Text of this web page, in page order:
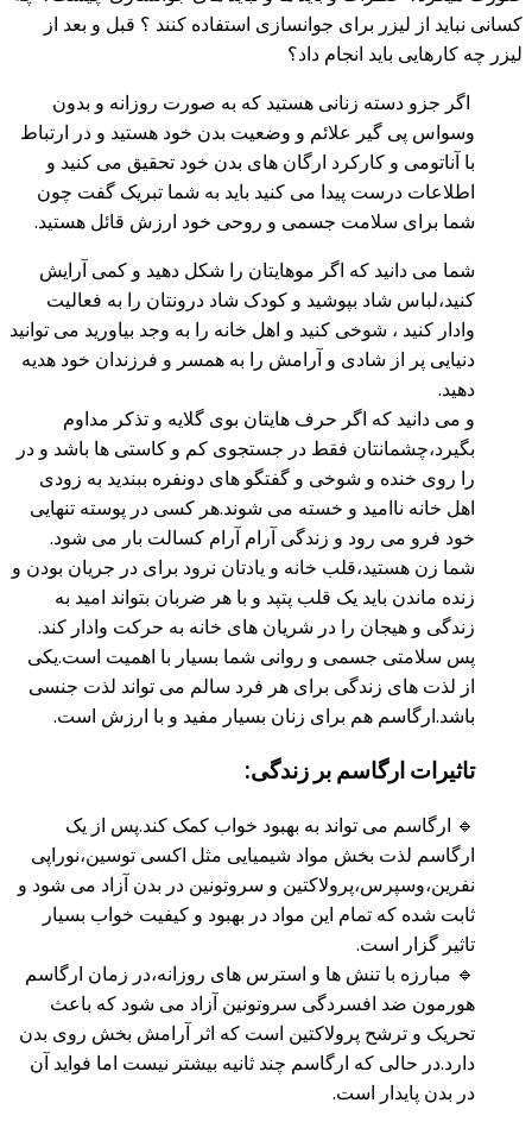
کسانی نباید از لیزر برای جوانسازی استفاده کنند ؟ قبل و بعد از
لیزر چه کارهایی باید انجام داد؟
اگر جزو دسته زنانی هستید که به صورت روزانه و بدون
وسواس پی گیر علائم و وضعیت بدن خود هستید و در ارتباط
با آناتومی و کارکرد ارگان های بدن خود تحقیق می کنید و
اطلاعات درست پیدا می کنید باید به شما تبریک گفت چون
شما برای سلامت جسمی و روحی خود ارزش قائل هستید‌.
شما می دانید که اگر موهایتان را شکل دهید و کمی آرایش
کنید،لباس شاد بپوشید و کودک شاد درونتان را به فعالیت
وادار کنید ، شوخی کنید و اهل خانه را به وجد بیاورید می توانید
دنیایی پر از شادی و آرامش را به همسر و فرزندان خود هدیه
دهید.
و می دانید که اگر حرف هایتان بوی گلایه و تذکر مداوم
بگیرد،چشمانتان فقط در جستجوی کم و کاستی ها باشد و در
را روی خنده و شوخی و گفتگو های دونفره ببندید به زودی
اهل خانه ناامید و خسته می شوند.هر کسی در پوسته تنهایی
خود فرو می رود و زندگی آرام آرام کسالت بار می شود.
شما زن هستید،قلب خانه و یادتان نرود برای در جریان بودن و
زنده ماندن باید یک قلب پتپد و با هر ضربان بتواند امید به
زندگی و هیجان را در شریان های خانه به حرکت وادار کند.
پس سلامتی جسمی و روانی شما بسیار با اهمیت است.یکی
از لذت های زندگی برای هر فرد سالم می تواند لذت جنسی
باشد.ارگاسم هم برای زنان بسیار مفید و با ارزش است.
تاثیرات ارگاسم بر زندگی:
🔹 ارگاسم می تواند به بهبود خواب کمک کند.پس از یک
ارگاسم لذت بخش مواد شیمیایی مثل اکسی توسین،نوراپی
نفرین،وسپرس،پرولاکتین و سروتونین در بدن آزاد می شود و
ثابت شده که تمام این مواد در بهبود و کیفیت خواب بسیار
تاثیر گزار است.
🔹 مبارزه با تنش ها و استرس های روزانه،در زمان ارگاسم
هورمون ضد افسردگی سروتونین آزاد می شود که باعث
تحریک و ترشح پرولاکتین است که اثر آرامش بخش روی بدن
دارد.در حالی که ارگاسم چند ثانیه بیشتر نیست اما فواید آن
در بدن پایدار است.